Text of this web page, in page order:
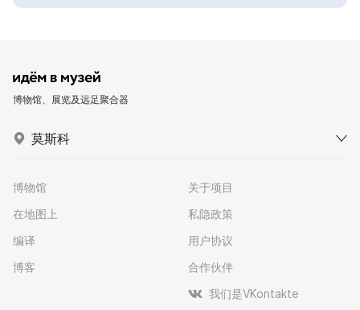
博物馆、展览及远足聚合器
莫斯科
博物馆
在地图上
编译
博客
关于项目
私隐政策
用户协议
合作伙伴
我们是VKontakte